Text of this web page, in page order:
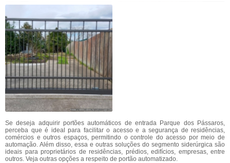
Se deseja adquirir portões automáticos de entrada Parque dos Pássaros,
perceba que é ideal para facilitar o acesso e a segurança de residências,
comércios e outros espaços, permitindo o controle do acesso por meio de
automação. Além disso, essa e outras soluções do segmento siderúrgica são
ideais para proprietários de residências, prédios, edifícios, empresas, entre
outros. Veja outras opções a respeito de portão automatizado.